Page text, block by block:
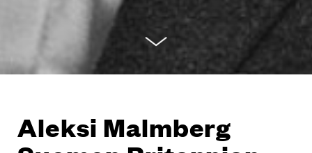
Aleksi Malmberg